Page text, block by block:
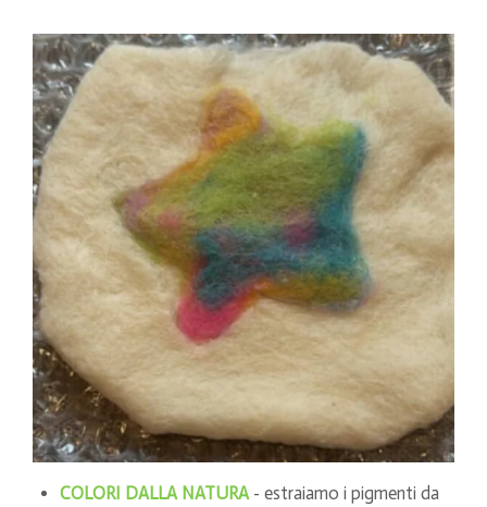
COLORI DALLA NATURA- estraiamo i pigmenti da